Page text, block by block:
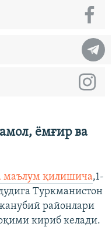
ёмғир ва
маълум қилишича,1-
Туркманистон
районлари
кириб келади.